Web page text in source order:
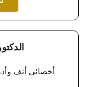
أخصائي أنف